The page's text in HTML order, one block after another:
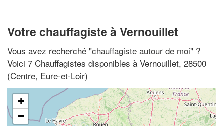
Votre chauffagiste à Vernouillet
Vous avez recherché "chauffagiste autour de moi" ?
Voici 7 Chauffagistes disponibles à Vernouillet, 28500
(Centre, Eure-et-Loir)
+
−